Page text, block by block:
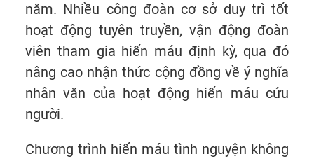
năm. Nhiều công đoàn cơ sở duy trì tốt
hoạt động tuyên truyền, vận động đoàn
viên tham gia hiến máu định kỳ, qua đó
nâng cao nhận thức cộng đồng về ý nghĩa
nhân văn của hoạt động hiến máu cứu
người.
Chương trình hiến máu tình nguyện không